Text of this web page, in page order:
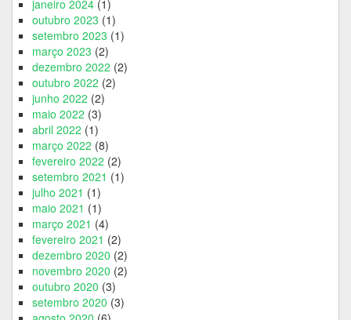
janeiro 2024 (1)
outubro 2023 (1)
setembro 2023 (1)
março 2023 (2)
dezembro 2022 (2)
outubro 2022 (2)
junho 2022 (2)
maio 2022 (3)
abril 2022 (1)
março 2022 (8)
fevereiro 2022 (2)
setembro 2021 (1)
julho 2021 (1)
maio 2021 (1)
março 2021 (4)
fevereiro 2021 (2)
dezembro 2020 (2)
novembro 2020 (2)
outubro 2020 (3)
setembro 2020 (3)